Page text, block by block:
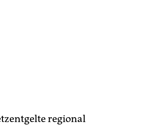
regional